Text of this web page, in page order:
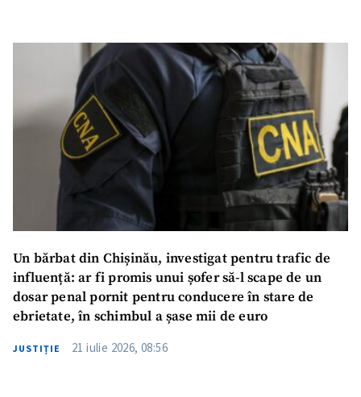
Un bărbat din Chișinău, investigat pentru trafic de
influență: ar fi promis unui șofer să-l scape de un
dosar penal pornit pentru conducere în stare de
ebrietate, în schimbul a șase mii de euro
JUSTIȚIE 21 iulie 2026, 08:56